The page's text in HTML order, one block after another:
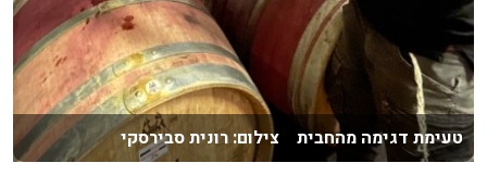
טעימת דגימה מהחבית צילום: רונית סבירסקי